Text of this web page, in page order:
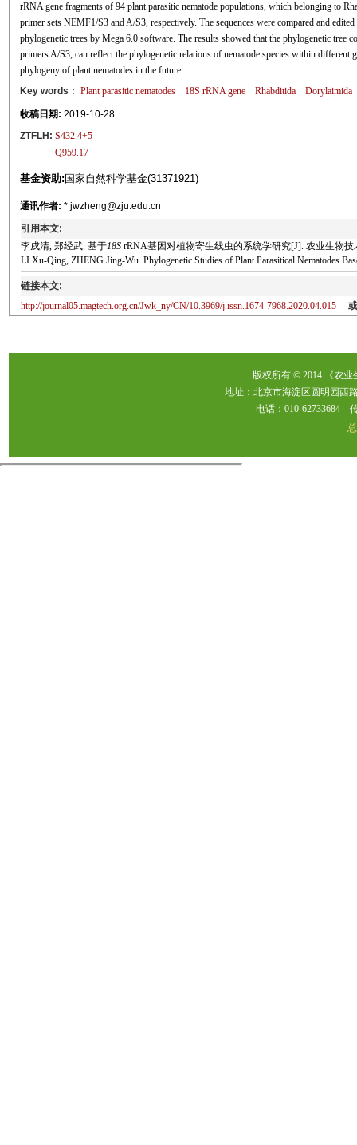
rRNA gene fragments of 94 plant parasitic nematode populations, which belonging to
primer sets NEMF1/S3 and A/S3, respectively. The sequences were compared and
phylogenetic trees by Mega 6.0 software. The results showed that the phylogenetic tree
primers A/S3, can reflect the phylogenetic relations of nematode species within different
phylogeny of plant nematodes in the future.
Key words ： Plant parasitic nematodes 18S rRNA gene Rhabditida Dorylaimida
收稿日期: 2019-10-28
ZTFLH: S432.4+5
Q959.17
基金资助: 国家自然科学基金(31371921)
通讯作者: * jwzheng@zju.edu.cn
引用本文:
李戌清, 郑经武. 基于18S rRNA基因对植物寄生线虫的系统学研究[J]. 农业生物技
LI Xu-Qing, ZHENG Jing-Wu. Phylogenetic Studies of Plant Parasitical Nematodes
链接本文:
http://journal05.magtech.org.cn/Jwk_ny/CN/10.3969/j.issn.1674-7968.2020.04.015
版权所有 © 2014 《农
地址：北京市海淀区圆明园西
电话：010-62733684